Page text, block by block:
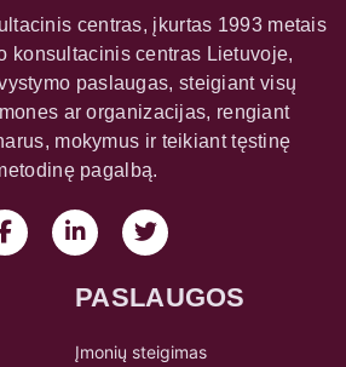
metodinę pagalbą.
PASLAUGOS
Įmonių steigimas
Buhalterinė apskaita
Įmonės brando kūrimas